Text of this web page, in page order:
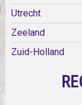
Utrecht
Zeeland
Zuid-Holland